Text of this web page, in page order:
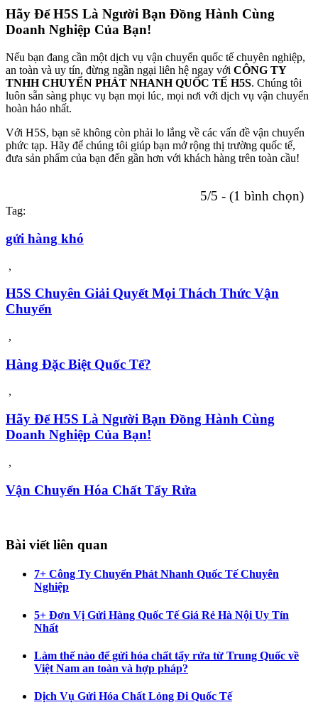
Hãy Để H5S Là Người Bạn Đồng Hành Cùng
Doanh Nghiệp Của Bạn!
Nếu bạn đang cần một dịch vụ vận chuyển quốc tế chuyên nghiệp,
an toàn và uy tín, đừng ngần ngại liên hệ ngay với CÔNG TY
TNHH CHUYỂN PHÁT NHANH QUỐC TẾ H5S. Chúng tôi
luôn sẵn sàng phục vụ bạn mọi lúc, mọi nơi với dịch vụ vận chuyển
hoàn hảo nhất.
Với H5S, bạn sẽ không còn phải lo lắng về các vấn đề vận chuyển
phức tạp. Hãy để chúng tôi giúp bạn mở rộng thị trường quốc tế,
đưa sản phẩm của bạn đến gần hơn với khách hàng trên toàn cầu!
5/5 - (1 bình chọn)
Tag:
gửi hàng khó
,
H5S Chuyên Giải Quyết Mọi Thách Thức Vận
Chuyển
,
Hàng Đặc Biệt Quốc Tế?
,
Hãy Để H5S Là Người Bạn Đồng Hành Cùng
Doanh Nghiệp Của Bạn!
,
Vận Chuyển Hóa Chất Tẩy Rửa
Bài viết liên quan
7+ Công Ty Chuyển Phát Nhanh Quốc Tế Chuyên
Nghiệp
5+ Đơn Vị Gửi Hàng Quốc Tế Giá Rẻ Hà Nội Uy Tín
Nhất
Làm thế nào để gửi hóa chất tẩy rửa từ Trung Quốc về
Việt Nam an toàn và hợp pháp?
Dịch Vụ Gửi Hóa Chất Lỏng Đi Quốc Tế